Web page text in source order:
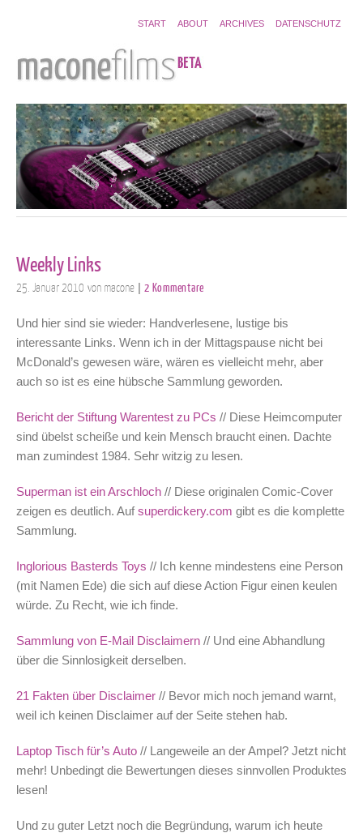
START ABOUT ARCHIVES DATENSCHUTZ
Weekly Links
25. Januar 2010 von macone | 2 Kommentare
Und hier sind sie wieder: Handverlesene, lustige bis
interessante Links. Wenn ich in der Mittagspause nicht bei
McDonald’s gewesen wäre, wären es vielleicht mehr, aber
auch so ist es eine hübsche Sammlung geworden.
Bericht der Stiftung Warentest zu PCs // Diese Heimcomputer
sind übelst scheiße und kein Mensch braucht einen. Dachte
man zumindest 1984. Sehr witzig zu lesen.
Superman ist ein Arschloch // Diese originalen Comic-Cover
zeigen es deutlich. Aufsuperdickery.com gibt es die komplette
Sammlung.
Inglorious Basterds Toys // Ich kenne mindestens eine Person
(mit Namen Ede) die sich auf diese Action Figur einen keulen
würde. Zu Recht, wie ich finde.
Sammlung von E-Mail Disclaimern // Und eine Abhandlung
über die Sinnlosigkeit derselben.
21 Fakten über Disclaimer // Bevor mich noch jemand warnt,
weil ich keinen Disclaimer auf der Seite stehen hab.
Laptop Tisch für’s Auto // Langeweile an der Ampel? Jetzt nicht
mehr! Unbedingt die Bewertungen dieses sinnvollen Produktes
lesen!
Und zu guter Letzt noch die Begründung, warum ich heute